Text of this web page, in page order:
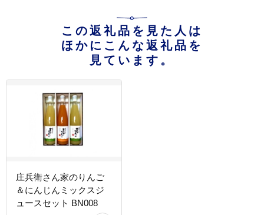
この返礼品を見た人は
ほかにこんな返礼品を
見ています。
庄兵衛さん家のりんご
＆にんじんミックスジ
ュースセット BN008